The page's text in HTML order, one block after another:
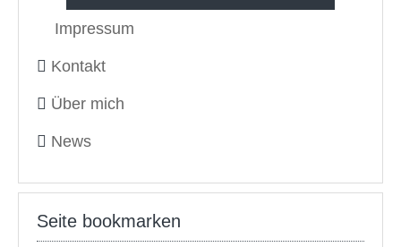
Impressum
Kontakt
Über mich
News
Seite bookmarken